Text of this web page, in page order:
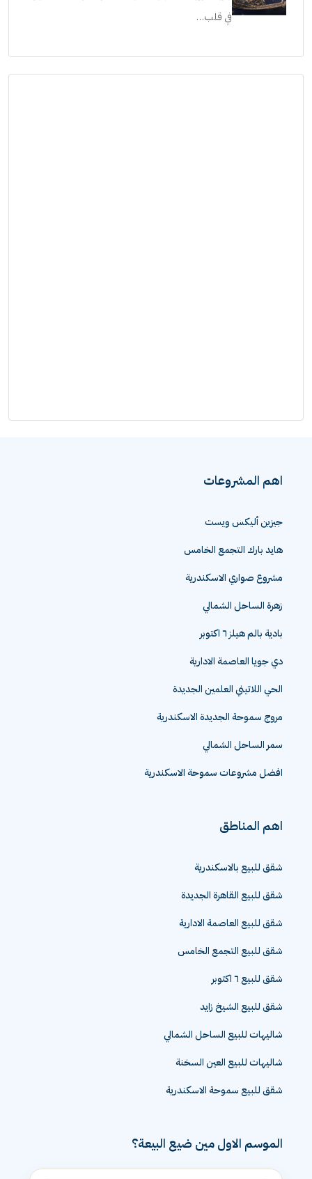
في قلب…
اهم المشروعات
جيزين أليكس ويست
هايد بارك التجمع الخامس
مشروع صواري الاسكندرية
زهرة الساحل الشمالي
بادية بالم هيلز ٦ اكتوبر
دي جويا العاصمة الادارية
الحي اللاتيني العلمين الجديدة
مروج سموحة الجديدة الاسكندرية
سمر الساحل الشمالي
افضل مشروعات سموحة الاسكندرية
اهم المناطق
شقق للبيع بالاسكندرية
شقق للبيع القاهرة الجديدة
شقق للبيع العاصمة الادارية
شقق للبيع التجمع الخامس
شقق للبيع ٦ اكتوبر
شقق للبيع الشيخ زايد
شاليهات للبيع الساحل الشمالي
شاليهات للبيع العين السخنة
شقق للبيع سموحة الاسكندرية
الموسم الاول مين ضيع البيعة؟